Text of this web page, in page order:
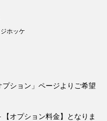
ホッケ
ション」ページよりご希望
オプション料金】となりま